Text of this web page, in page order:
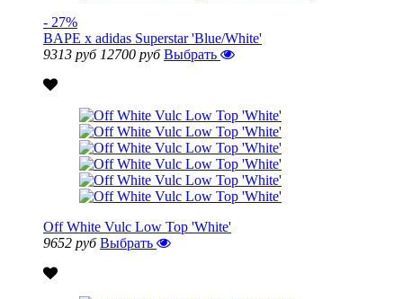
- 27%
BAPE x adidas Superstar 'Blue/White'
9313 руб 12700 руб Выбрать
Off White Vulc Low Top 'White'
9652 руб Выбрать